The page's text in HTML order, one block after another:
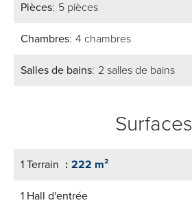
Pièces 5 pièces
Chambres 4 chambres
Salles de bains 2 salles de bains
Surfaces
1 Terrain 222 m²
1 Hall d'entrée